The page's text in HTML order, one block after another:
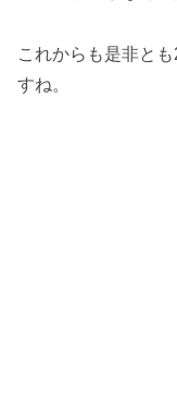
これからも是非と
すね。